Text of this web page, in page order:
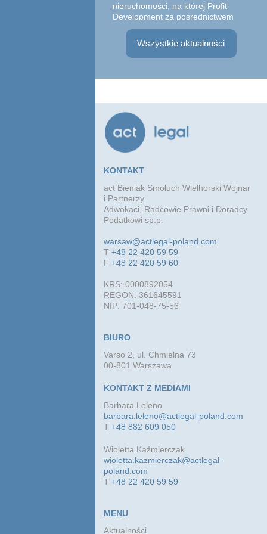
nieruchomości, na której Profit
Development za pośrednictwem
spółki zależnej zrealizował
inwestyc...
Wszystkie aktualności
KONTAKT
act Bieniak Smołuch Wielhorski Wojnar
i Partnerzy.
Adwokaci, Radcowie Prawni i Doradcy
Podatkowi sp.p.
warsaw@actlegal-poland.com
T+48 22 420 59 59
F+48 22 420 59 60
KRS: 0000892054
REGON: 361645591
NIP: 701-048-75-56
BIURO
Varso 2, ul. Chmielna 73
00-801 Warszawa
KONTAKT Z MEDIAMI
Barbara Leleno
barbara.leleno@actlegal-poland.com
T+48 882 609 050
Wioletta Kaźmierczak
wioletta.kazmierczak@actlegal-
poland.com
T+48 22 420 59 59
MENU
Aktualności